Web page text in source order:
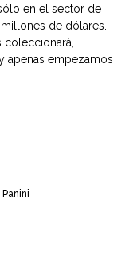
en el sector de
de dólares.
coleccionará,
apenas empezamos
Panini